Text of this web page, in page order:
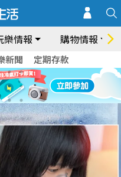
樂情報 購物情報
新聞 定期存款